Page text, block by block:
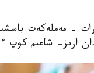
- مەملەكەت
ارىز- شاعىم